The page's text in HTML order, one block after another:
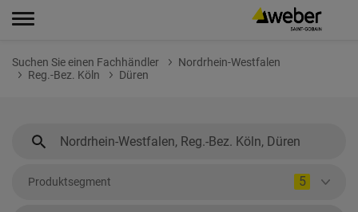
Suchen Sie einen Fachhändler
Nordrhein-Westfalen
Reg.-Bez. Köln
Düren
Produktsegment 5